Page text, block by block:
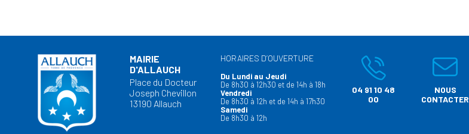
MAIRIE
D'ALLAUCH
Place du Docteur
Joseph Chevillon
13190 Allauch
HORAIRES D’OUVERTURE
Du Lundi au Jeudi
De 8h30 à 12h30 et de 14h à 18h
Vendredi
De 8h30 à 12h et de 14h à 17h30
Samedi
De 8h30 à 12h
04 91 10 48
00
NOUS
CONTACTER